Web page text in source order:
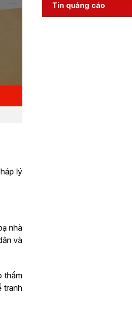
lý
nhà
và
thẩm
tranh
Tin quảng cáo